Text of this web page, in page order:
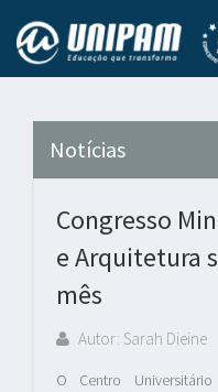
Notícias
Congresso
e Arquitetura
mês
Autor: Sarah Dieine
O Centro